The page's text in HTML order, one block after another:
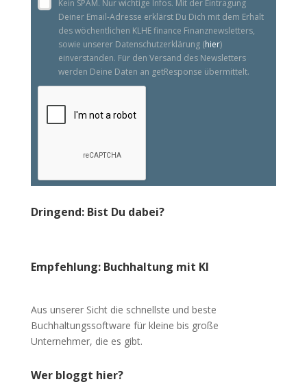
Kein SPAM. Nur wichtige Infos. Mit der Eintragung
Deiner Email-Adresse erklärst Du Dich mit dem Erhalt
des wöchentlichen KLHE finance Finanznewsletters,
sowie unserer Datenschutzerklärung (hier)
einverstanden. Für den Versand des Newsletters
werden Deine Daten an getResponse übermittelt.
Dringend: Bist Du dabei?
Empfehlung: Buchhaltung mit KI
Aus unserer Sicht die schnellste und beste
Buchhaltungssoftware für kleine bis große
Unternehmer, die es gibt.
Wer bloggt hier?